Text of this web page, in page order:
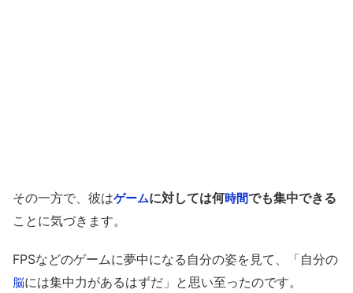
その一方で、彼はゲームに対しては何時間でも集中できる
ことに気づきます。
FPSなどのゲームに夢中になる自分の姿を見て、「自分の
脳には集中力があるはずだ」と思い至ったのです。